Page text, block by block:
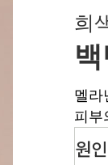
희
멜라
피부
원인